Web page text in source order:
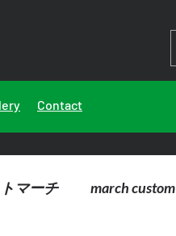
Contact
マーチ march custom